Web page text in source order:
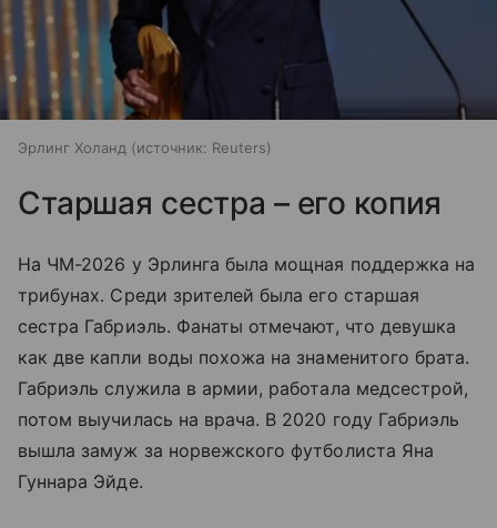
Эрлинг Холанд источник: Reuters
Старшая сестра – его копия
На ЧМ-2026 у Эрлинга была мощная поддержка на
трибунах. Среди зрителей была его старшая
сестра Габриэль. Фанаты отмечают, что девушка
как две капли воды похожа на знаменитого брата.
Габриэль служила в армии, работала медсестрой,
потом выучилась на врача. В 2020 году Габриэль
вышла замуж за норвежского футболиста Яна
Гуннара Эйде.